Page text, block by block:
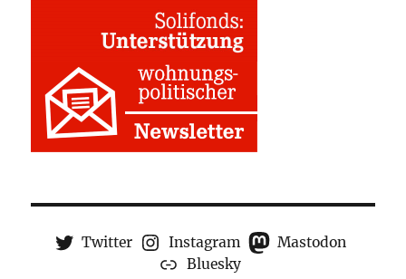
Twitter Instagram
Mastodon
Bluesky